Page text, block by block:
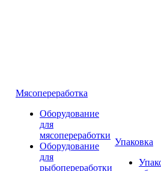
Мясопереработка
Оборудование
для
мясопереработки
Оборудование
для
рыбопереработки
Упаковка